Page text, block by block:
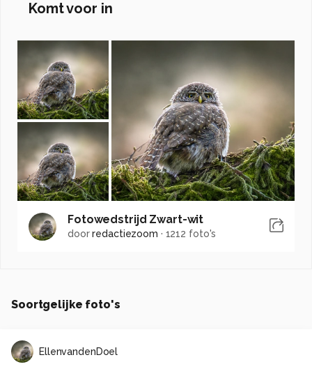
Komt voor in
Fotowedstrijd Zwart-wit
doorredactiezoom · 1212 foto's
Soortgelijke foto's
EllenvandenDoel